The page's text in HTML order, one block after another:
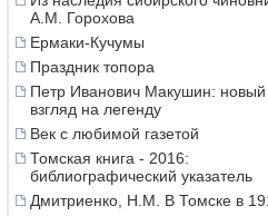
А.М. Горохова
Ермаки-Кучумы
Праздник топора
Петр Иванович Макушин: новый
взгляд на легенду
Век с любимой газетой
Томская книга - 2016:
библиографический указатель
Дмитриенко, Н.М. В Томске в